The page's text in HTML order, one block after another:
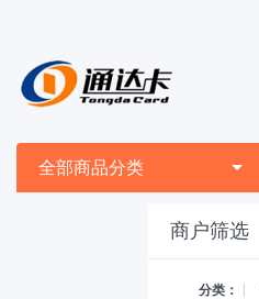
全部商品分类
商户筛选
分类：